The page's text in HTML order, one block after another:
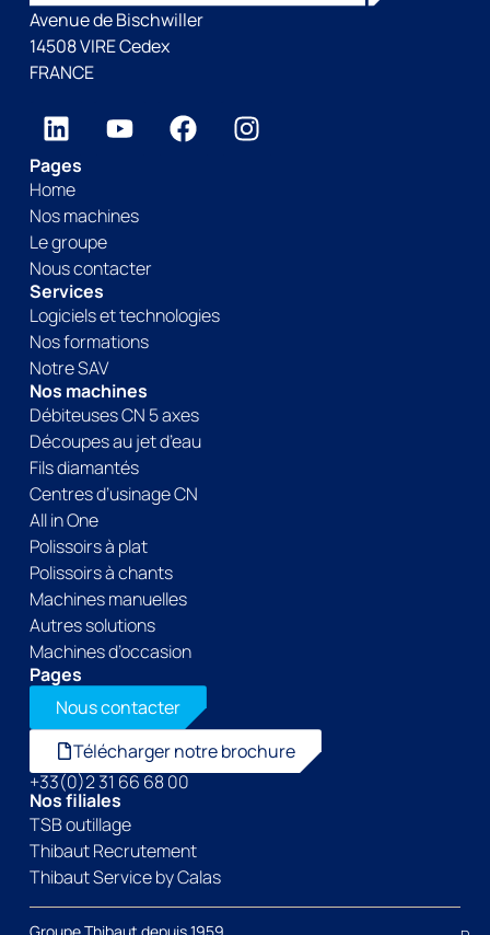
Avenue de Bischwiller
14508 VIRE Cedex
FRANCE
Pages
Home
Nos machines
Le groupe
Nous contacter
Services
Logiciels et technologies
Nos formations
Notre SAV
Nos machines
Débiteuses CN 5 axes
Découpes au jet d’eau
Fils diamantés
Centres d’usinage CN
All in One
Polissoirs à plat
Polissoirs à chants
Machines manuelles
Autres solutions
Machines d’occasion
Pages
Nous contacter
Télécharger notre brochure
+33(0)2 31 66 68 00
Nos filiales
TSB outillage
Thibaut Recrutement
Thibaut Service by Calas